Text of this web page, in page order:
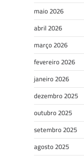
maio 2026
abril 2026
março 2026
fevereiro 2026
janeiro 2026
dezembro 2025
outubro 2025
setembro 2025
agosto 2025